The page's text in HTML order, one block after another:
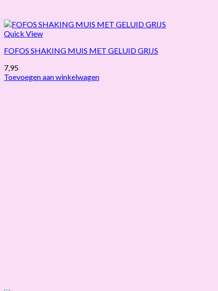
Quick View
FOFOS SHAKING MUIS MET GELUID GRIJS
7,95
Toevoegen aan winkelwagen